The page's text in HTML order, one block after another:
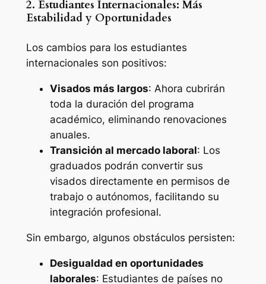
2. Estudiantes Internacionales: Más
Estabilidad y Oportunidades
Los cambios para los estudiantes
internacionales son positivos:
Visados más largos: Ahora cubrirán
toda la duración del programa
académico, eliminando renovaciones
anuales.
Transición al mercado laboral: Los
graduados podrán convertir sus
visados directamente en permisos de
trabajo o autónomos, facilitando su
integración profesional.
Sin embargo, algunos obstáculos persisten:
Desigualdad en oportunidades
laborales: Estudiantes de países no